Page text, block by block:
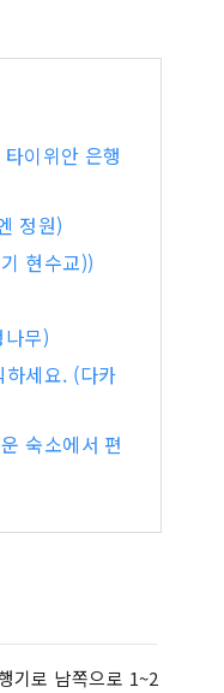
이위안 은행
정원)
현수교))
무)
세요. (다카
숙소에서 편
기로 남쪽으로 1~2